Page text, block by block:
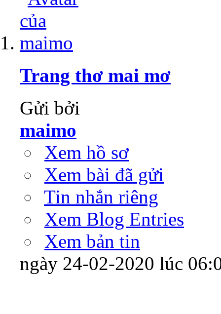
Trang thơ mai mơ
Gửi bởi
maimo
Xem hồ sơ
Xem bài đã gửi
Tin nhắn riêng
Xem Blog Entries
Xem bản tin
ngày 24-02-2020 lúc